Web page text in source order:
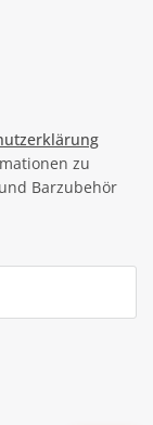
zu
Barzubehör